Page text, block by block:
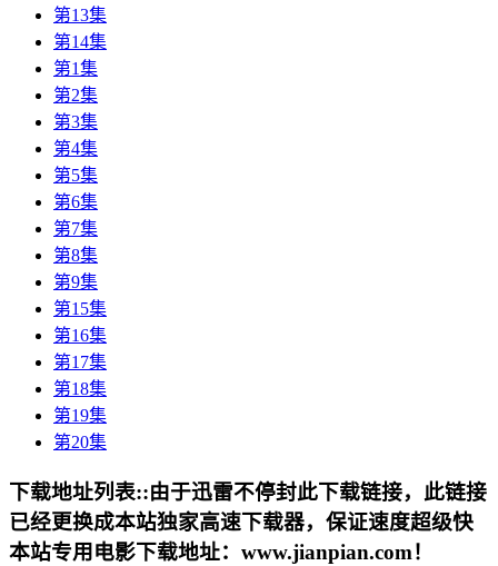
第13集
第14集
第1集
第2集
第3集
第4集
第5集
第6集
第7集
第8集
第9集
第15集
第16集
第17集
第18集
第19集
第20集
下载地址列表::由于迅雷不停封此下载链接，此链接
已经更换成本站独家高速下载器，保证速度超级快
本站专用电影下载地址：www.jianpian.com！